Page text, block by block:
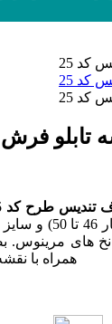
تابلو فرش
تندیس طرح کد 25
تا 50 )
نخ های
همراه با